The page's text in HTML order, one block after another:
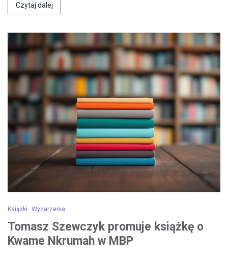
Czytaj dalej
Książki Wydarzenia
Tomasz Szewczyk promuje książkę o
Kwame Nkrumah w MBP